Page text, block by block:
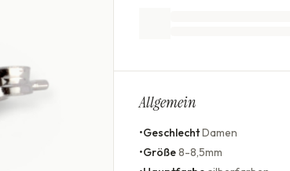
Allgemein
•GeschlechtDamen
•Größe8-8,5mm